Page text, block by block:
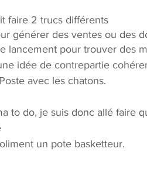
faire 2 trucs différents
générer des ventes ou des
lancement pour trouver des
idée de contrepartie
avec les chatons.
to do, je suis donc allé faire
un pote basketteur.